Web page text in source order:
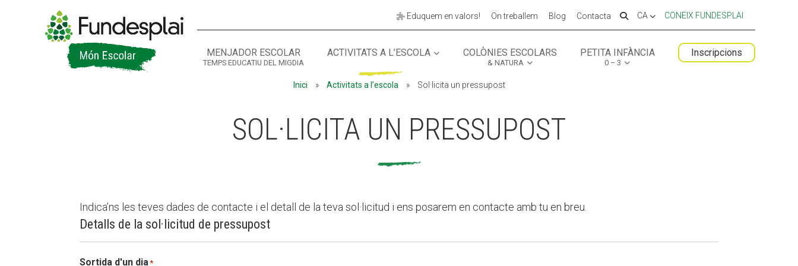
Eduquem en valors! On treballem Blog Contacta CA CONEIX FUNDESPLAI
MENJADOR ESCOLAR
TEMPS EDUCATIU DEL MIGDIA
ACTIVITATS A L’ESCOLA COLÒNIES ESCOLARS
& NATURA
PETITA INFÀNCIA
0 – 3
Inscripcions
Inici » Activitats a l’escola » Sol·licita un pressupost
SOL·LICITA UN PRESSUPOST
Indica’ns les teves dades de contacte i el detall de la teva sol·licitud i ens posarem en contacte amb tu en breu.
Detalls de la sol·licitud de pressupost
Sortida d'un dia*
ACTIVITATS D'ESTIU MÓN ESCOLAR ALBERG CENTRE ESPLAI FORMACIÓ
ACCIÓ SOCIAL I JOVES ESPLAIS SUPORT TERCER SECTOR
CONEIX FUNDESPLAI